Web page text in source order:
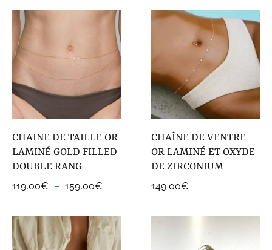
à
CHAINE DE TAILLE OR
LAMINÉ GOLD FILLED
DOUBLE RANG
119.00€ – 159.00€
119.00€
à
159.00€
CHAÎNE DE VENTRE
OR LAMINÉ ET OXYDE
DE ZIRCONIUM
149.00€